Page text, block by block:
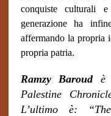
conquiste culturali
generazione ha
affermando la propria
propria patria.
Ramzy Baroudè
Palestine
L’ultimo è: